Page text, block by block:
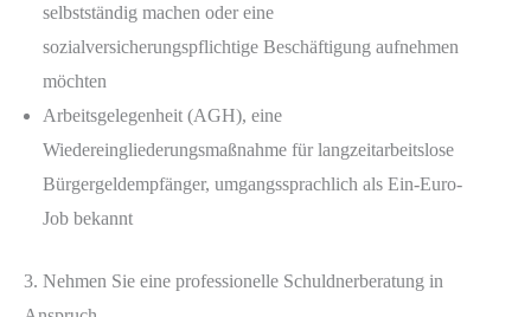
selbstständig machen oder eine
sozialversicherungspflichtige Beschäftigung aufnehmen
möchten
Arbeitsgelegenheit (AGH), eine
Wiedereingliederungsmaßnahme für langzeitarbeitslose
Bürgergeldempfänger, umgangssprachlich als Ein-Euro-
Job bekannt
3. Nehmen Sie eine professionelle Schuldnerberatung in